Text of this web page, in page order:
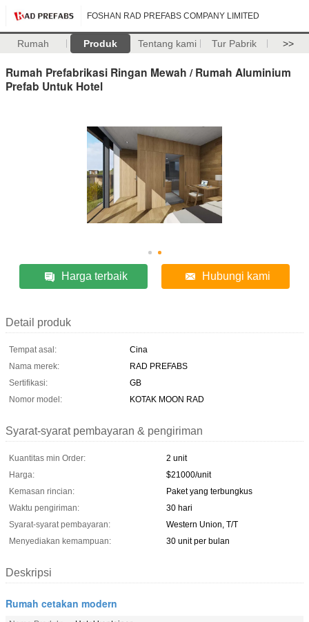
FOSHAN RAD PREFABS COMPANY LIMITED
Rumah Produk Tentang kami Tur Pabrik >>
Rumah Prefabrikasi Ringan Mewah / Rumah Aluminium
Prefab Untuk Hotel
Harga terbaik Hubungi kami
Detail produk
Tempat asal:
Cina
Nama merek:
RAD PREFABS
Sertifikasi:
GB
Nomor model:
KOTAK MOON RAD
Syarat-syarat pembayaran & pengiriman
Kuantitas min Order:
2 unit
Harga:
$21000/unit
Kemasan rincian:
Paket yang terbungkus
Waktu pengiriman:
30 hari
Syarat-syarat pembayaran:
Western Union, T/T
Menyediakan kemampuan:
30 unit per bulan
Deskripsi
Rumah cetakan modern